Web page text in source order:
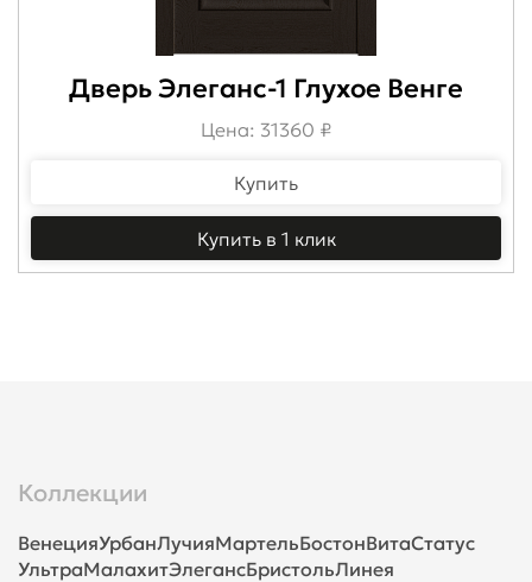
Дверь Элеганс-1 Глухое Венге
Цена: 31360 ₽
Купить
Купить в 1 клик
Коллекции
ВенецияУрбанЛучияМартельБостонВитаСтатус
УльтраМалахитЭлегансБристольЛинея